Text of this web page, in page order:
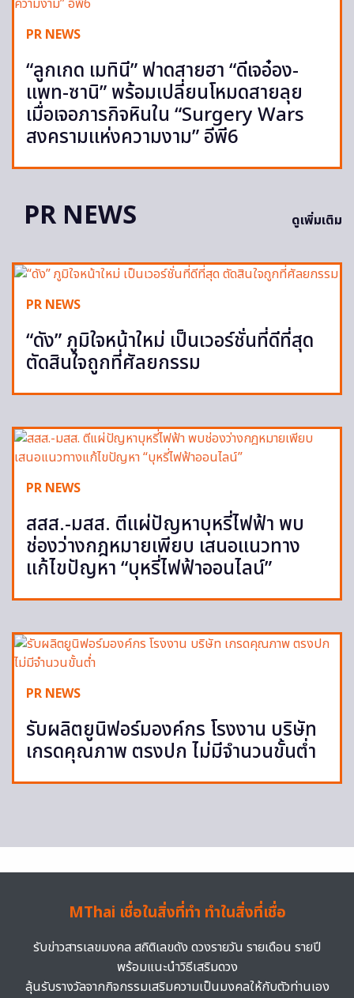
PR NEWS
“ลูกเกด เมทินี” ฟาดสายฮา “ดีเจอ๋อง-
แพท-ซานิ” พร้อมเปลี่ยนโหมดสายลุย
เมื่อเจอภารกิจหินใน “Surgery Wars
สงครามแห่งความงาม” อีพี6
PR NEWS ดูเพิ่มเติม
PR NEWS
“ดัง” ภูมิใจหน้าใหม่ เป็นเวอร์ชั่นที่ดีที่สุด
ตัดสินใจถูกที่ศัลยกรรม
PR NEWS
สสส.-มสส. ตีแผ่ปัญหาบุหรี่ไฟฟ้า พบ
ช่องว่างกฎหมายเพียบ เสนอแนวทาง
แก้ไขปัญหา “บุหรี่ไฟฟ้าออนไลน์”
PR NEWS
รับผลิตยูนิฟอร์มองค์กร โรงงาน บริษัท
เกรดคุณภาพ ตรงปก ไม่มีจำนวนขั้นต่ำ
MThai เชื่อในสิ่งที่ทำ ทำในสิ่งที่เชื่อ
รับข่าวสารเลขมงคล สถิติเลขดัง ดวงรายวัน รายเดือน รายปี
พร้อมแนะนำวิธีเสริมดวง
ลุ้นรับรางวัลจากกิจกรรมเสริมความเป็นมงคลให้กับตัวท่านเอง